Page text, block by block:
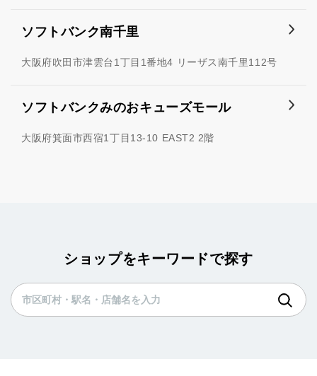
ソフトバンク南千里
大阪府吹田市津雲台1丁目1番地4 リーザス南千里112号
ソフトバンクみのおキューズモール
大阪府箕面市西宿1丁目13-10 EAST2 2階
ショップをキーワードで探す